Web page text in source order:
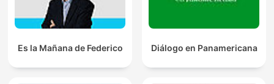
Es la Mañana de Federico Diálogo en Panamericana